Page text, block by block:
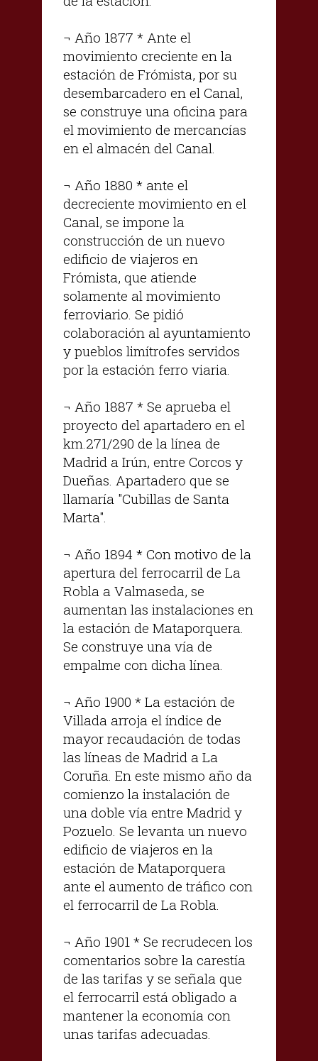
¬ Año 1877 * Ante el
movimiento creciente en la
estación de Frómista, por su
desembarcadero en el Canal,
se construye una oficina para
el movimiento de mercancías
en el almacén del Canal.
¬ Año 1880 * ante el
decreciente movimiento en el
Canal, se impone la
construcción de un nuevo
edificio de viajeros en
Frómista, que atiende
solamente al movimiento
ferroviario. Se pidió
colaboración al ayuntamiento
y pueblos limítrofes servidos
por la estación ferro viaria.
¬ Año 1887 * Se aprueba el
proyecto del apartadero en el
km.271/290 de la línea de
Madrid a Irún, entre Corcos y
Dueñas. Apartadero que se
llamaría "Cubillas de Santa
Marta".
¬ Año 1894 * Con motivo de la
apertura del ferrocarril de La
Robla a Valmaseda, se
aumentan las instalaciones en
la estación de Mataporquera.
Se construye una vía de
empalme con dicha línea.
¬ Año 1900 * La estación de
Villada arroja el índice de
mayor recaudación de todas
las líneas de Madrid a La
Coruña. En este mismo año da
comienzo la instalación de
una doble vía entre Madrid y
Pozuelo. Se levanta un nuevo
edificio de viajeros en la
estación de Mataporquera
ante el aumento de tráfico con
el ferrocarril de La Robla.
¬ Año 1901 * Se recrudecen los
comentarios sobre la carestía
de las tarifas y se señala que
el ferrocarril está obligado a
mantener la economía con
unas tarifas adecuadas.